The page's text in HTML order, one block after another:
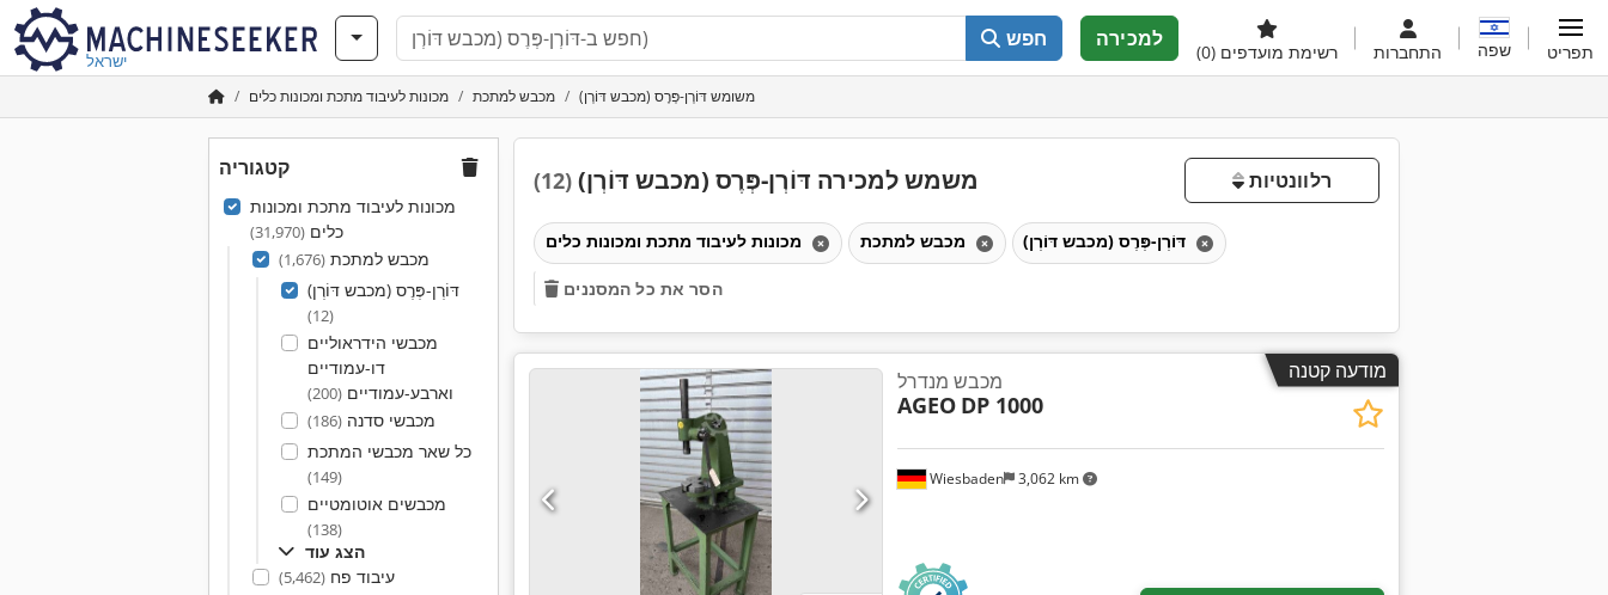
ישראל
חפש למכירה
רשימת מועדפים (0) התחברות שפה תפריט
מכונות לעיבוד מתכת ומכונות כלים מכבש למתכת משומש דּוֹרְן-פְּרֶס (מכבש דּוֹרְן)
קטגוריה
מכונות לעיבוד מתכת ומכונות
כלים(31,970)
מכבש למתכת(1,676)
דּוֹרְן-פְּרֶס (מכבש דּוֹרְן)
(12)
מכבשי הידראוליים
דו-עמודיים
וארבע-עמודיים(200)
מכבשי סדנה(186)
כל שאר מכבשי המתכת
(149)
מכבשים אוטומטיים
(138)
הצג עוד
עיבוד פח(5,462)
משמש למכירה דּוֹרְן-פְּרֶס (מכבש דּוֹרְן) (12) רלוונטיות
הסר את כל המסננים
מודעה קטנה
Wiesbaden 3,062 km
מכבש מנדרל
AGEO DP 1000